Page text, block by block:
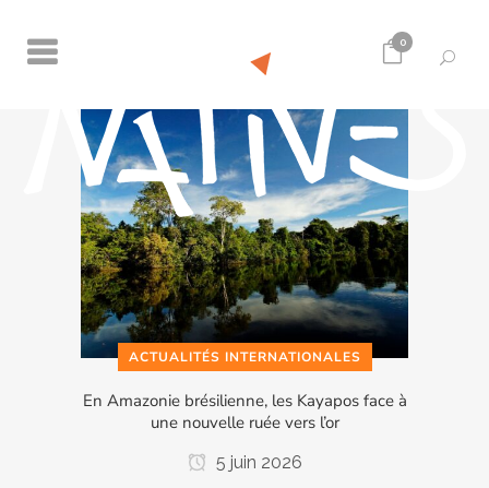
0
ACTUALITÉS INTERNATIONALES
En Amazonie brésilienne, les Kayapos face à
une nouvelle ruée vers l’or
5 juin 2026